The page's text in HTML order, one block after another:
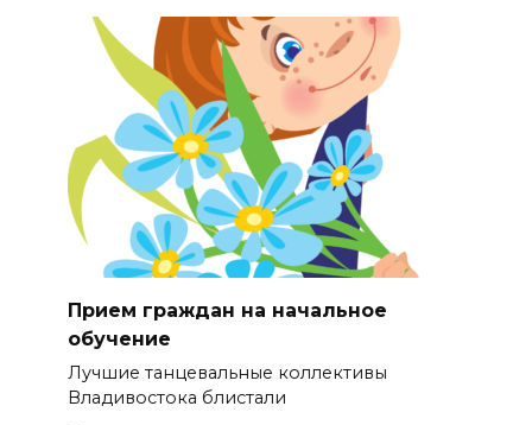
Прием граждан на начальное
обучение
Лучшие танцевальные коллективы
Владивостока блистали